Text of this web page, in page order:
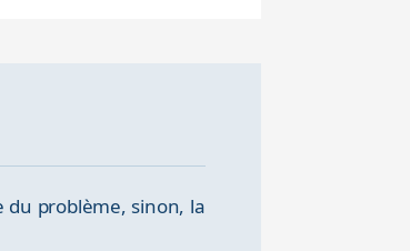
du problème, sinon, la